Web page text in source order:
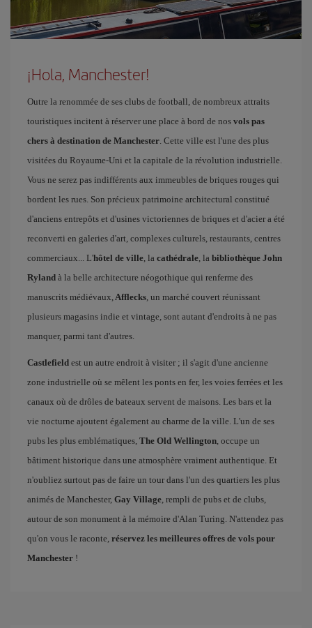
¡Hola, Manchester!
Outre la renommée de ses clubs de football, de nombreux attraits
touristiques incitent à réserver une place à bord de nos vols pas
chers à destination de Manchester. Cette ville est l'une des plus
visitées du Royaume-Uni et la capitale de la révolution industrielle.
Vous ne serez pas indifférents aux immeubles de briques rouges qui
bordent les rues. Son précieux patrimoine architectural constitué
d'anciens entrepôts et d'usines victoriennes de briques et d'acier a été
reconverti en galeries d'art, complexes culturels, restaurants, centres
commerciaux... L'hôtel de ville, la cathédrale, la bibliothèque John
Ryland à la belle architecture néogothique qui renferme des
manuscrits médiévaux,Afflecks, un marché couvert réunissant
plusieurs magasins indie et vintage, sont autant d'endroits à ne pas
manquer, parmi tant d'autres.
Castlefield est un autre endroit à visiter ; il s'agit d'une ancienne
zone industrielle où se mêlent les ponts en fer, les voies ferrées et les
canaux où de drôles de bateaux servent de maisons. Les bars et la
vie nocturne ajoutent également au charme de la ville. L'un de ses
pubs les plus emblématiques, The Old Wellington, occupe un
bâtiment historique dans une atmosphère vraiment authentique. Et
n'oubliez surtout pas de faire un tour dans l'un des quartiers les plus
animés de Manchester, Gay Village, rempli de pubs et de clubs,
autour de son monument à la mémoire d'Alan Turing. N'attendez pas
qu'on vous le raconte, réservez les meilleures offres de vols pour
Manchester !